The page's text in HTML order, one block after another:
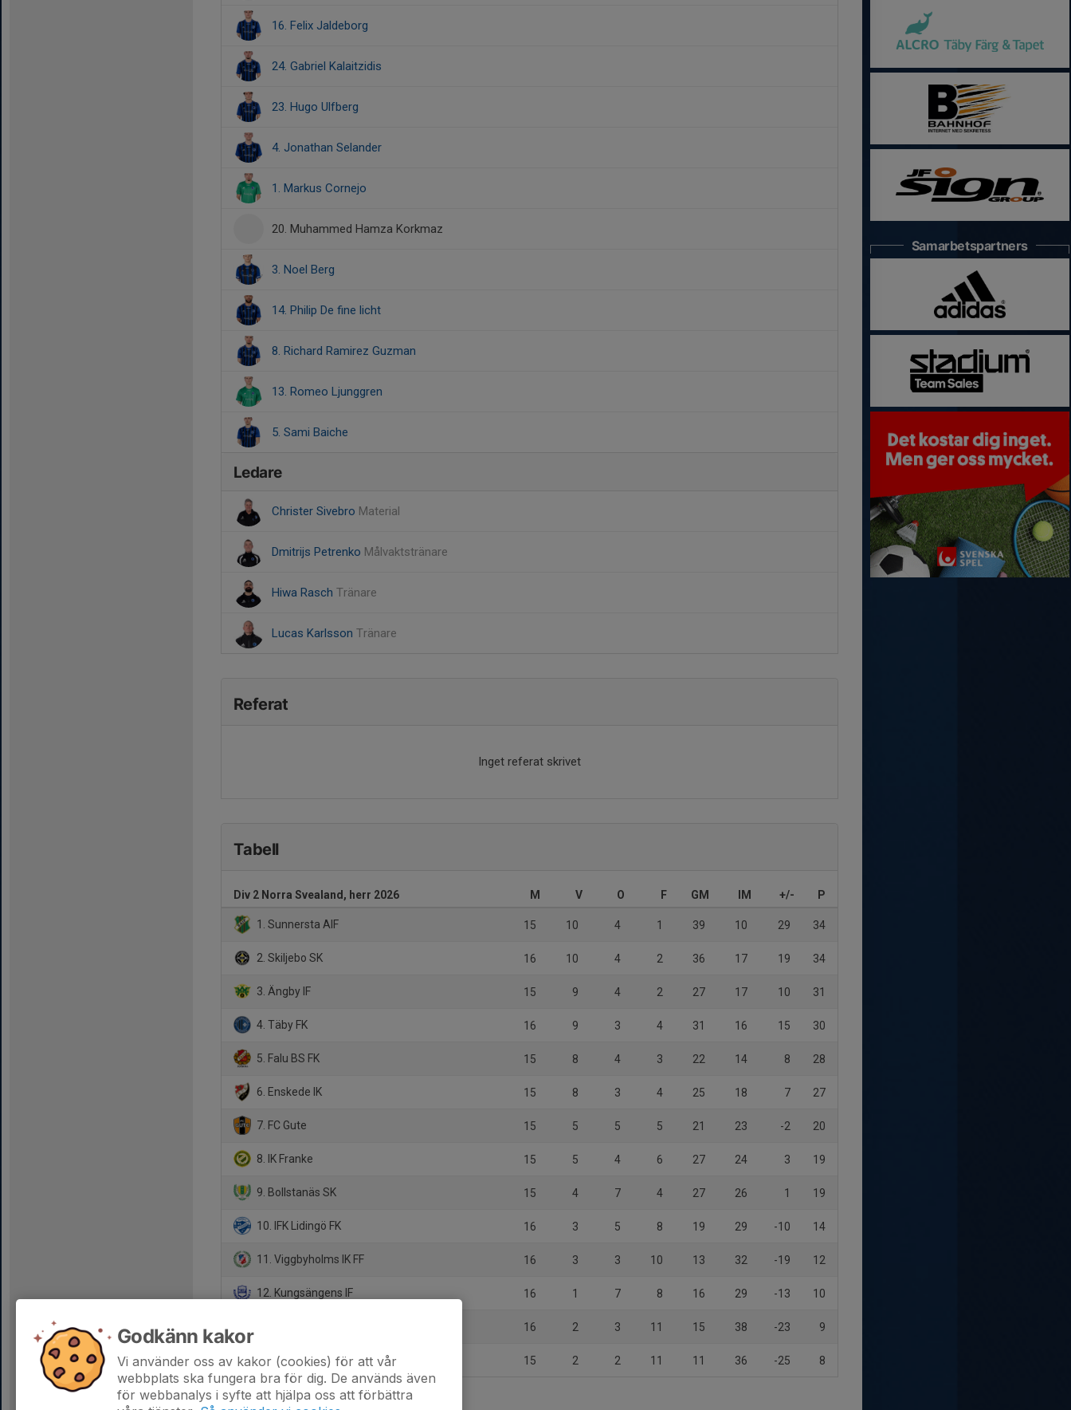
16. Felix Jaldeborg
24. Gabriel Kalaitzidis
23. Hugo Ulfberg
4. Jonathan Selander
1. Markus Cornejo
20. Muhammed Hamza Korkmaz
3. Noel Berg
14. Philip De fine licht
8. Richard Ramirez Guzman
13. Romeo Ljunggren
5. Sami Baiche
Ledare
Christer Sivebro Material
Dmitrijs Petrenko Målvaktstränare
Hiwa Rasch Tränare
Lucas Karlsson Tränare
Referat
Inget referat skrivet
Tabell
Div 2 Norra Svealand, herr 2026 M V O F GM IM +/- P
1. Sunnersta AIF 15 10 4 1 39 10 29 34
2. Skiljebo SK 16 10 4 2 36 17 19 34
3. Ängby IF 15 9 4 2 27 17 10 31
4. Täby FK 16 9 3 4 31 16 15 30
5. Falu BS FK 15 8 4 3 22 14 8 28
6. Enskede IK 15 8 3 4 25 18 7 27
7. FC Gute 15 5 5 5 21 23 -2 20
8. IK Franke 15 5 4 6 27 24 3 19
9. Bollstanäs SK 15 4 7 4 27 26 1 19
10. IFK Lidingö FK 16 3 5 8 19 29 -10 14
11. Viggbyholms IK FF 16 3 3 10 13 32 -19 12
12. Kungsängens IF 16 1 7 8 16 29 -13 10
16 2 3 11 15 38 -23 9
14. Helges IF 15 2 2 11 11 36 -25 8
Samarbetspartners
Godkänn kakor
Vi använder oss av kakor (cookies) för att vår
webbplats ska fungera bra för dig. De används även
för webbanalys i syfte att hjälpa oss att förbättra